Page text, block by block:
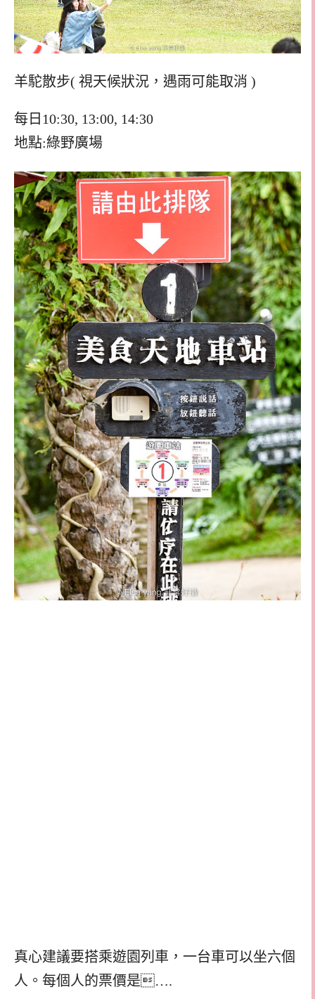
羊駝散步( 視天候狀況，遇雨可能取消 )
每日10:30, 13:00, 14:30
地點:綠野廣場
真心建議要搭乘遊園列車，一台車可以坐六個
人。每個人的票價是….